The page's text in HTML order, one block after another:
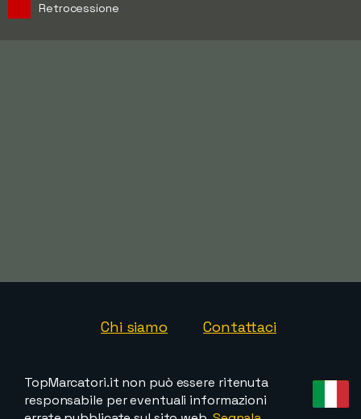
Retrocessione
Chi siamo Contattaci
TopMarcatori.it non può essere ritenuta
responsabile per eventuali informazioni